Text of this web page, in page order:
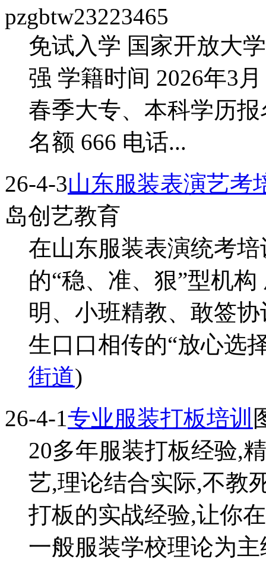
pzgbtw23223465
免试入学 国家开放大
强 学籍时间 2026年3
春季大专、本科学历
名额 666 电话...
26-4-3山东服装表演艺考
岛创艺教育
在山东服装表演统考
的“稳、准、狠”型机
明、小班精教、敢签
生口口相传的“放心选
街道)
26-4-1专业服装打板培训
20多年服装打板经验,
艺,理论结合实际,不教
打板的实战经验,让你
一般服装学校理论为